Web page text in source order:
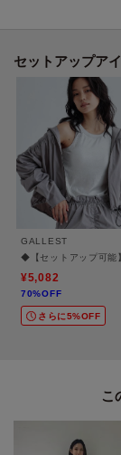
Fabric Point
軽量で通気性の良い
シーズンを問わず活
＊＊＊＊＊＊＊＊＊
＼＼気になるアイテ
気になるアイテムの
ます。
＊＊＊＊＊＊＊＊＊
セットアップア
GALLEST
◆【セットアップ可能
¥5,082
70%OFF
さらに5%OFF
こ